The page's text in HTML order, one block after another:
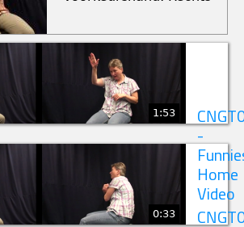
1:53
-
Home
Video
0:33